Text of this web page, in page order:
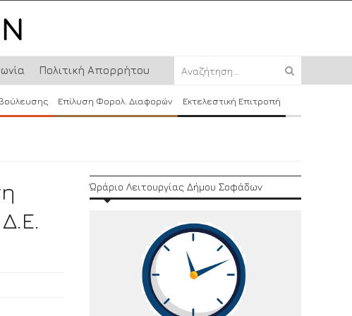
Πολιτική Απορρήτου
Επίλυση Φορολ. Διαφορών Εκτελεστική Επιτροπή
Ώράριο Λειτουργίας Δήμου Σοφάδων